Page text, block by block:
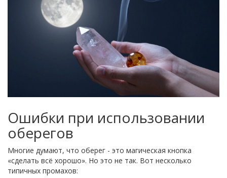
Ошибки при использовании
оберегов
Многие думают, что оберег - это магическая кнопка
«сделать всё хорошо». Но это не так. Вот несколько
типичных промахов: